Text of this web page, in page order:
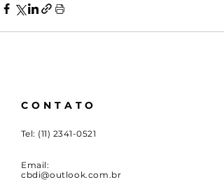
CONTATO
Tel: (11) 2341-0521
Email:
cbdi@outlook.com.br